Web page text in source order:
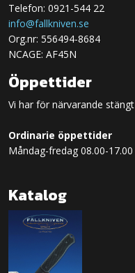
Telefon: 0921-544 22
info@fallkniven.se
Org.nr: 556494-8684
NCAGE: AF45N
Öppettider
Vi har för närvarande stängt
Ordinarie öppettider
Måndag-fredag 08.00-17.00
Katalog